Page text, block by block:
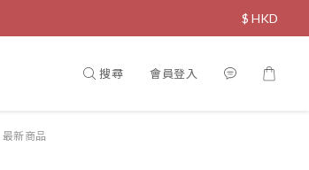
$ HKD
直播限定 寵物專區
搜尋 會員登入
最新商品